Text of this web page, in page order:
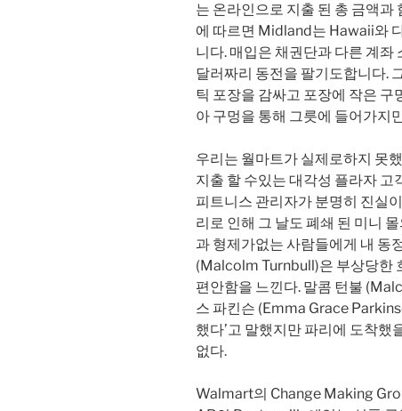
는 온라인으로 지출 된 총 금액과
에 따르면 Midland는 Hawaii와
니다. 매입은 채권단과 다른 계좌
달러짜리 동전을 팔기도합니다.
틱 포장을 감싸고 포장에 작은 구
아 구멍을 통해 그릇에 들어가지
우리는 월마트가 실제로하지 못
지출 할 수있는 대각성 플라자
피트니스 관리자가 분명히 진실
리로 인해 그 날도 폐쇄 된 미니
과 형제가없는 사람들에게 내 동
(Malcolm Turnbull)은 부상당한
편안함을 느낀다. 말콤 턴불
스 파킨슨 (Emma Grace
했다’고 말했지만 파리에 도착했
없다.
Walmart의 Change Making